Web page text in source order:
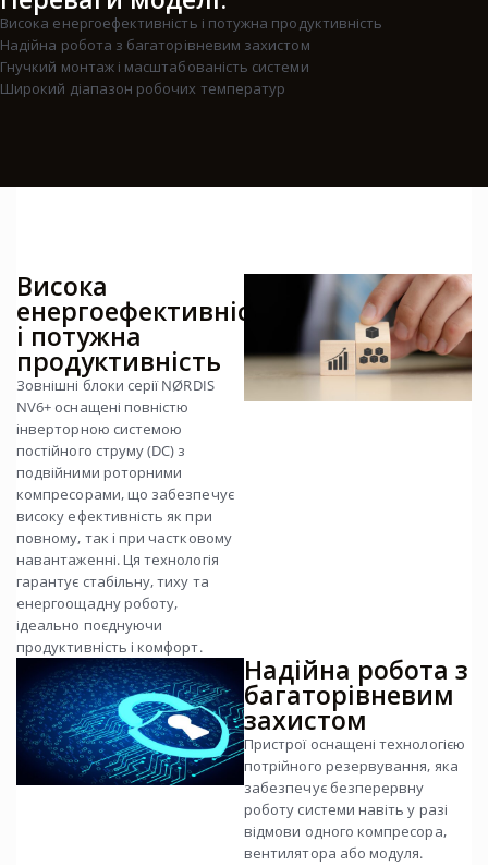
Висока енергоефективність і потужна продуктивність
Надійна робота з багаторівневим захистом
Гнучкий монтаж і масштабованість системи
Широкий діапазон робочих температур
Висока
енергоефективність
і потужна
продуктивність
Зовнішні блоки серії NØRDIS
NV6+ оснащені повністю
інверторною системою
постійного струму (DC) з
подвійними роторними
компресорами, що забезпечує
високу ефективність як при
повному, так і при частковому
навантаженні. Ця технологія
гарантує стабільну, тиху та
енергоощадну роботу,
ідеально поєднуючи
продуктивність і комфорт.
Надійна робота з
багаторівневим
захистом
Пристрої оснащені технологією
потрійного резервування, яка
забезпечує безперервну
роботу системи навіть у разі
відмови одного компресора,
вентилятора або модуля.